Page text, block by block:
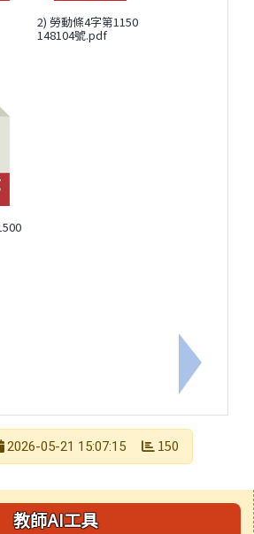
115年「遇見心動時」單身聯誼活動
2) 勞動條4字第1150
148104號.pdf
下一筆：
2026-05-21 15:07:15 150
教師AI工具